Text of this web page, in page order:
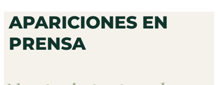
APARICIONES EN
PRENSA